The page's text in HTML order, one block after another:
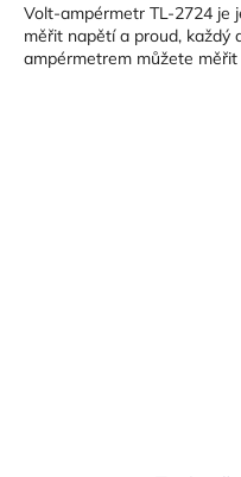
Volt-ampérmetr TL-2724 je
měřit napětí a proud, každý
ampérmetrem můžete